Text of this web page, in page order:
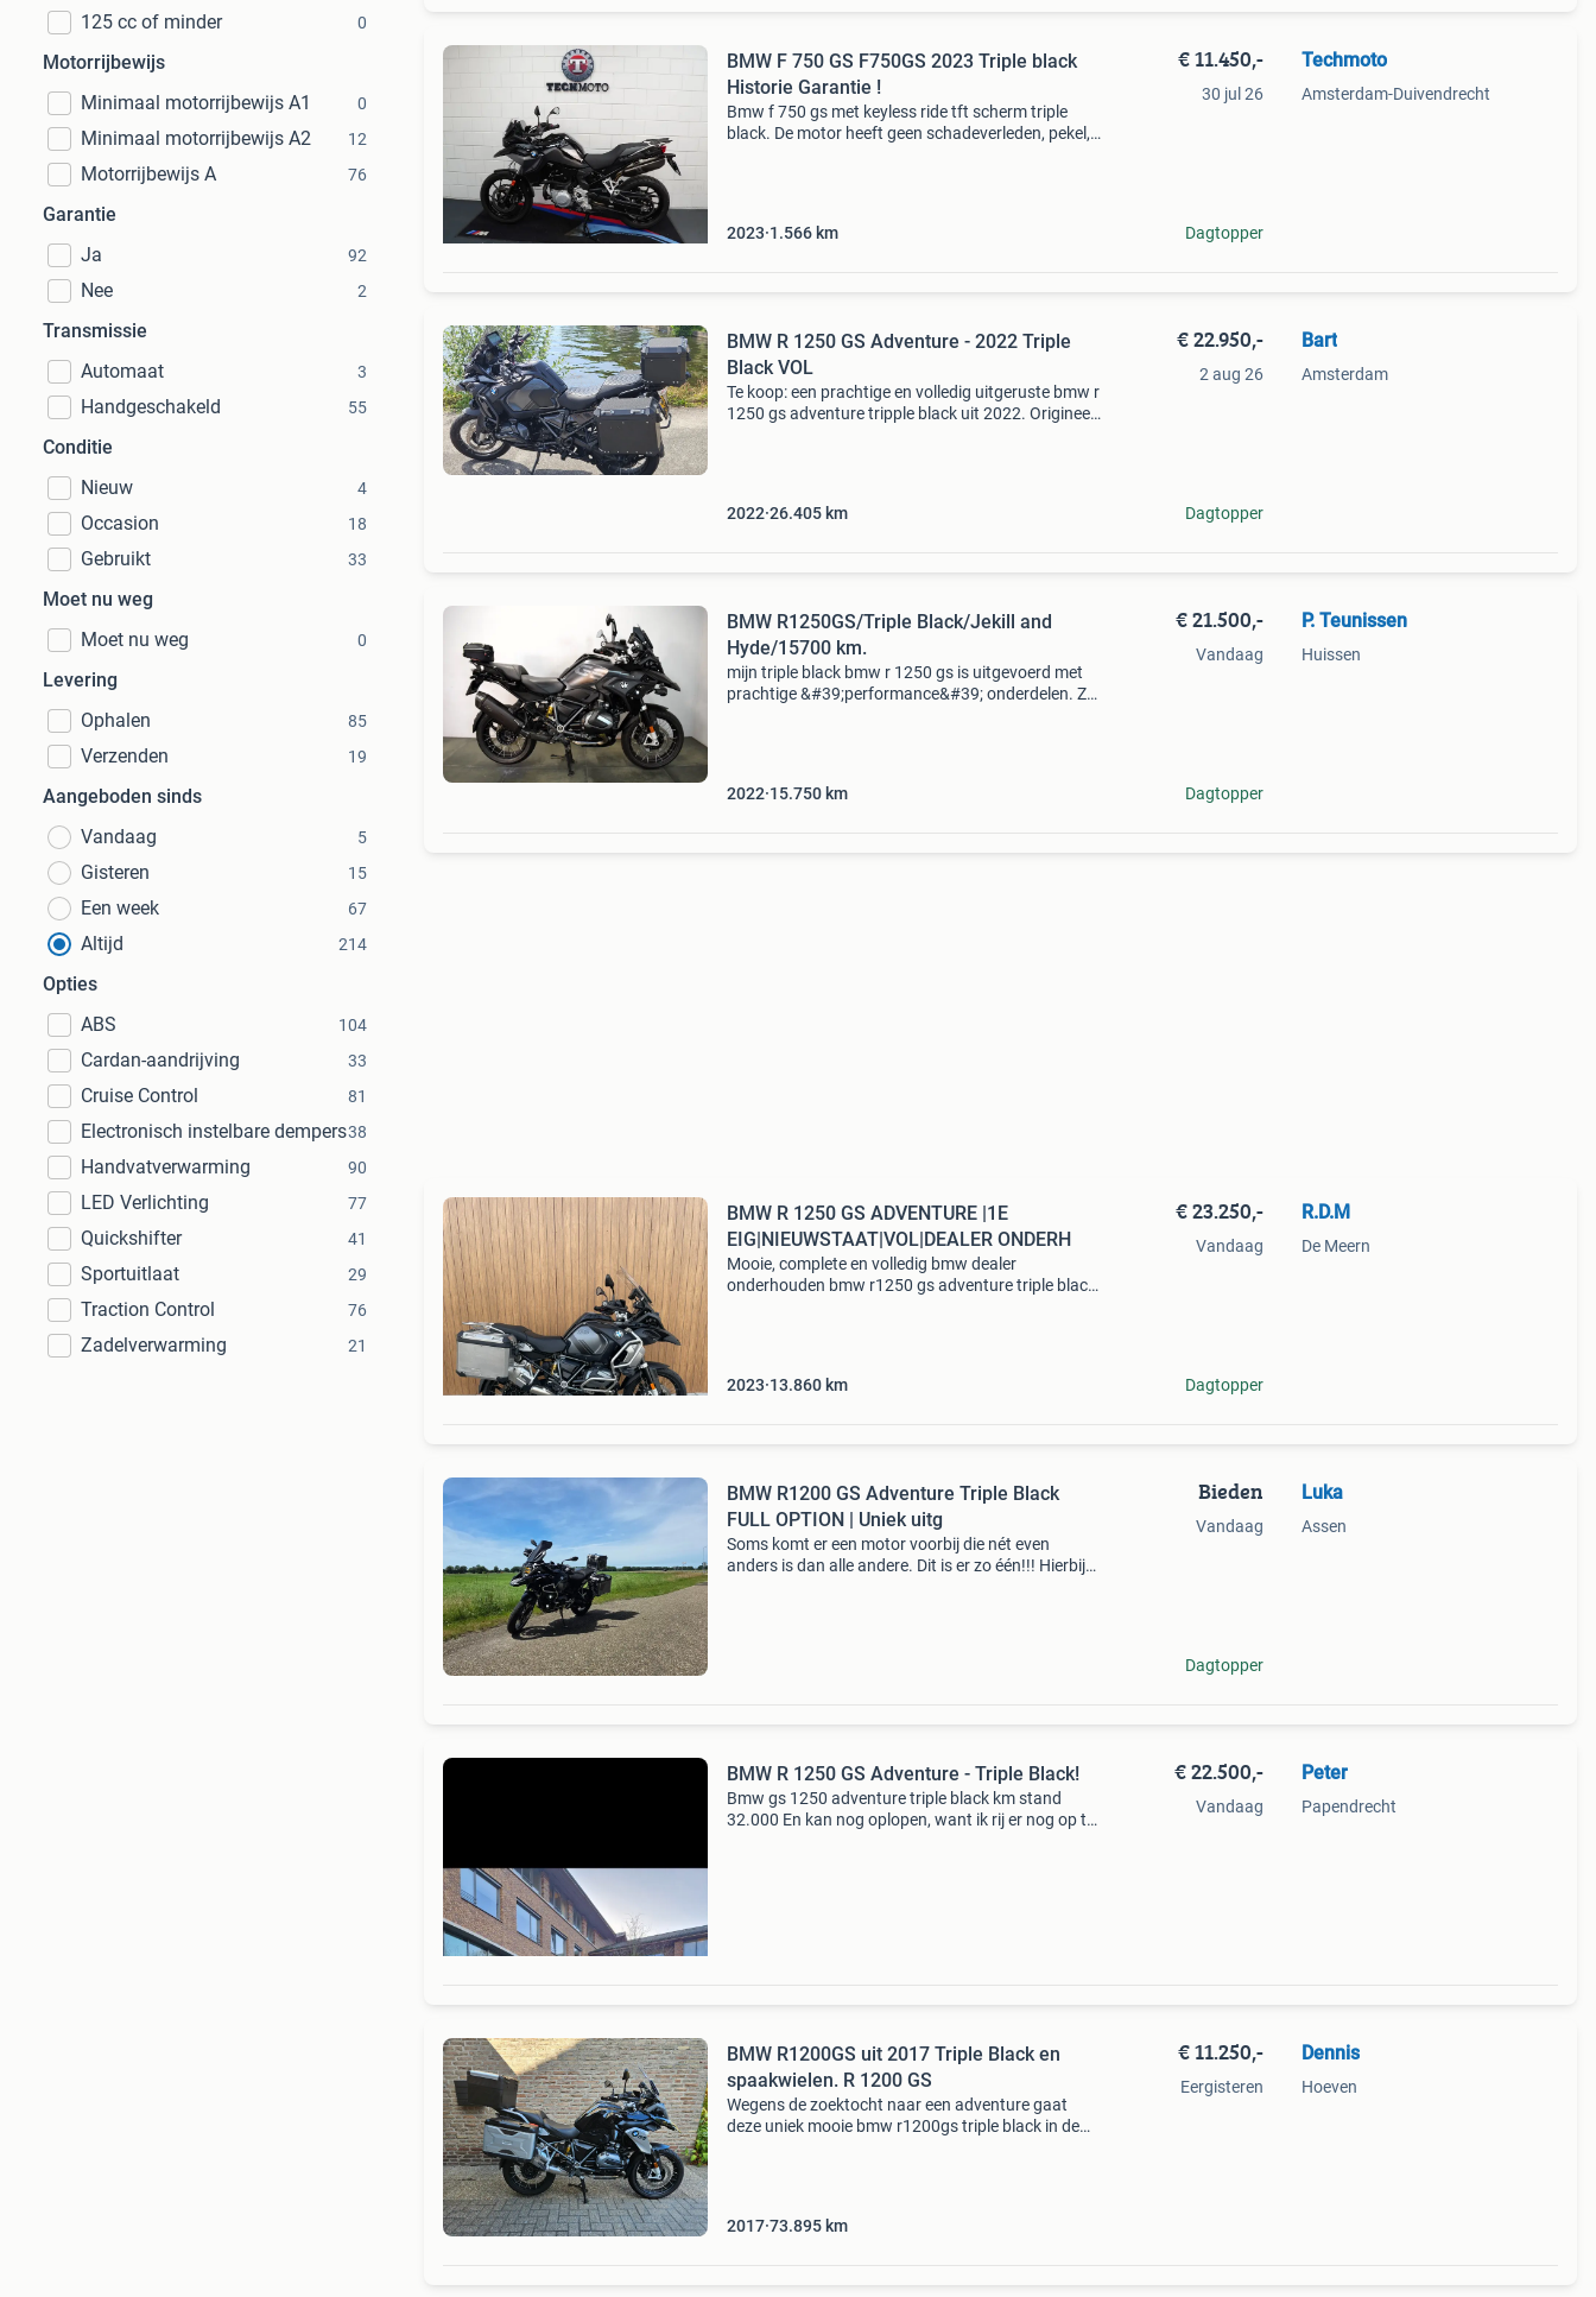
125 cc of minder 0
Motorrijbewijs
Minimaal motorrijbewijs A1
0
Minimaal motorrijbewijs A2 12
Motorrijbewijs A 76
Garantie
Ja
92
Nee 2
Transmissie
Automaat
3
Handgeschakeld 55
Conditie
Nieuw
4
Occasion 18
Gebruikt 33
Moet nu weg
Moet nu weg
0
Levering
Ophalen
85
Verzenden 19
Aangeboden sinds
Vandaag
5
Gisteren 15
Een week 67
Altijd 214
Opties
ABS
104
Cardan-aandrijving 33
Cruise Control 81
Electronisch instelbare dempers38
Handvatverwarming 90
LED Verlichting 77
Quickshifter 41
Sportuitlaat 29
Traction Control 76
Zadelverwarming 21
BMW F 750 GS F750GS 2023 Triple black
Historie Garantie !
Bmw f 750 gs met keyless ride tft scherm triple
black. De motor heeft geen schadeverleden, pekel,
2023 1.566 km
€ 11.450,-
30 jul 26
Dagtopper
Techmoto
Amsterdam-Duivendrecht
BMW R 1250 GS Adventure - 2022 Triple
Black VOL
Te koop: een prachtige en volledig uitgeruste bmw r
1250 gs adventure tripple black uit 2022. Origineel
2022 26.405 km
€ 22.950,-
2 aug 26
Dagtopper
Bart
Amsterdam
BMW R1250GS/Triple Black/Jekill and
Hyde/15700 km.
​mijn triple black bmw r 1250 gs is uitgevoerd met
prachtige &#39;performance&#39; onderdelen. ​Zo
2022 15.750 km
€ 21.500,-
Vandaag
Dagtopper
P. Teunissen
Huissen
BMW R 1250 GS ADVENTURE |1E
EIG|NIEUWSTAAT|VOL|DEALER ONDERH
Mooie, complete en volledig bmw dealer
onderhouden bmw r1250 gs adventure triple black,
2023 13.860 km
€ 23.250,-
Vandaag
Dagtopper
R.D.M
De Meern
BMW R1200 GS Adventure Triple Black
FULL OPTION | Uniek uitg
Soms komt er een motor voorbij die nét even
anders is dan alle andere. Dit is er zo één!!! Hierbij
Bieden
Vandaag
Dagtopper
Luka
Assen
BMW R 1250 GS Adventure - Triple Black!
Bmw gs 1250 adventure triple black km stand
32.000 En kan nog oplopen, want ik rij er nog op tot
€ 22.500,-
Vandaag
Peter
Papendrecht
BMW R1200GS uit 2017 Triple Black en
spaakwielen. R 1200 GS
Wegens de zoektocht naar een adventure gaat
deze uniek mooie bmw r1200gs triple black in de
2017 73.895 km
€ 11.250,-
Eergisteren
Dennis
Hoeven